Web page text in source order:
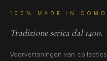
100% MADE IN COMO
Tradizione serica dal 1400.
Voorvertoningen van collecties,